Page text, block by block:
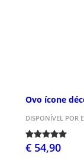
Ovo ícone
DISPONÍVEL POR
€ 54,90